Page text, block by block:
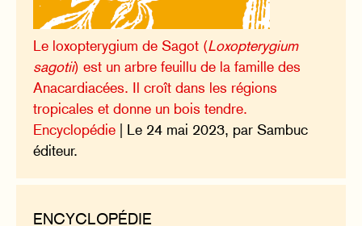
Le loxopterygium de Sagot (Loxopterygium
sagotii) est un arbre feuillu de la famille des
Anacardiacées. Il croît dans les régions
tropicales et donne un bois tendre.
Encyclopédie | Le 24 mai 2023, par Sambuc
éditeur.
ENCYCLOPÉDIE